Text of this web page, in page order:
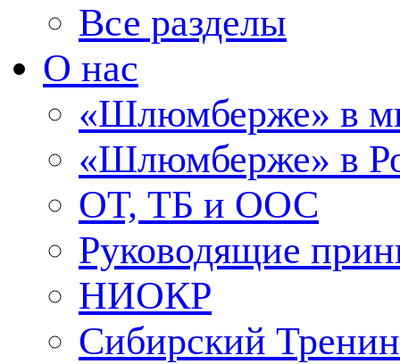
Все разделы
О нас
«Шлюмберже» в
«Шлюмберже» в
ОТ, ТБ и ООС
Руководящие
НИОКР
Сибирский